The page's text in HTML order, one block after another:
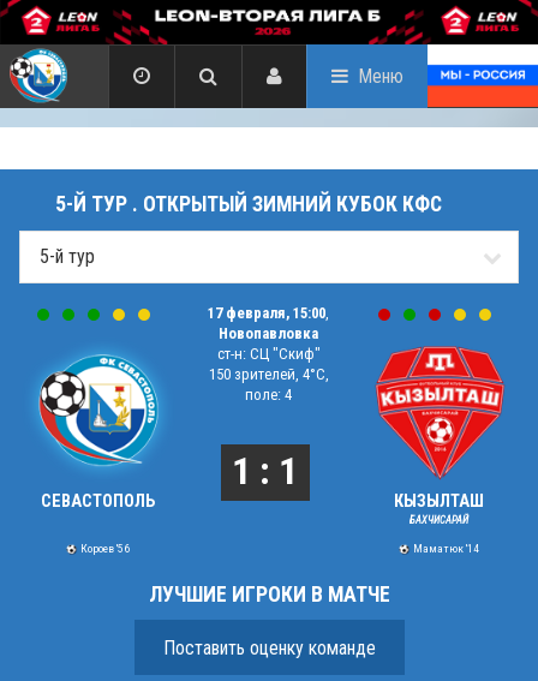
Меню
5-Й ТУР . ОТКРЫТЫЙ ЗИМНИЙ КУБОК КФС
СЕВАСТОПОЛЬ
Короев '56
17 февраля, 15:00
Новопавловка
ст-н: СЦ "Скиф"
150 зрителей, 4°C,
поле: 4
1 : 1
КЫЗЫЛТАШ
БАХЧИСАРАЙ
Маматюк '14
ЛУЧШИЕ ИГРОКИ В МАТЧЕ
Поставить оценку команде